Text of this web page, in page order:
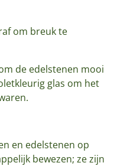
om breuk te
de edelstenen mooi
glas om het
en edelstenen op
bewezen; ze zijn